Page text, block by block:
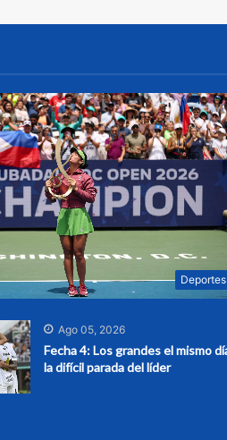
Deportes
Ago 05, 2026
Fecha 4: Los grandes el mismo
la difícil parada del líder